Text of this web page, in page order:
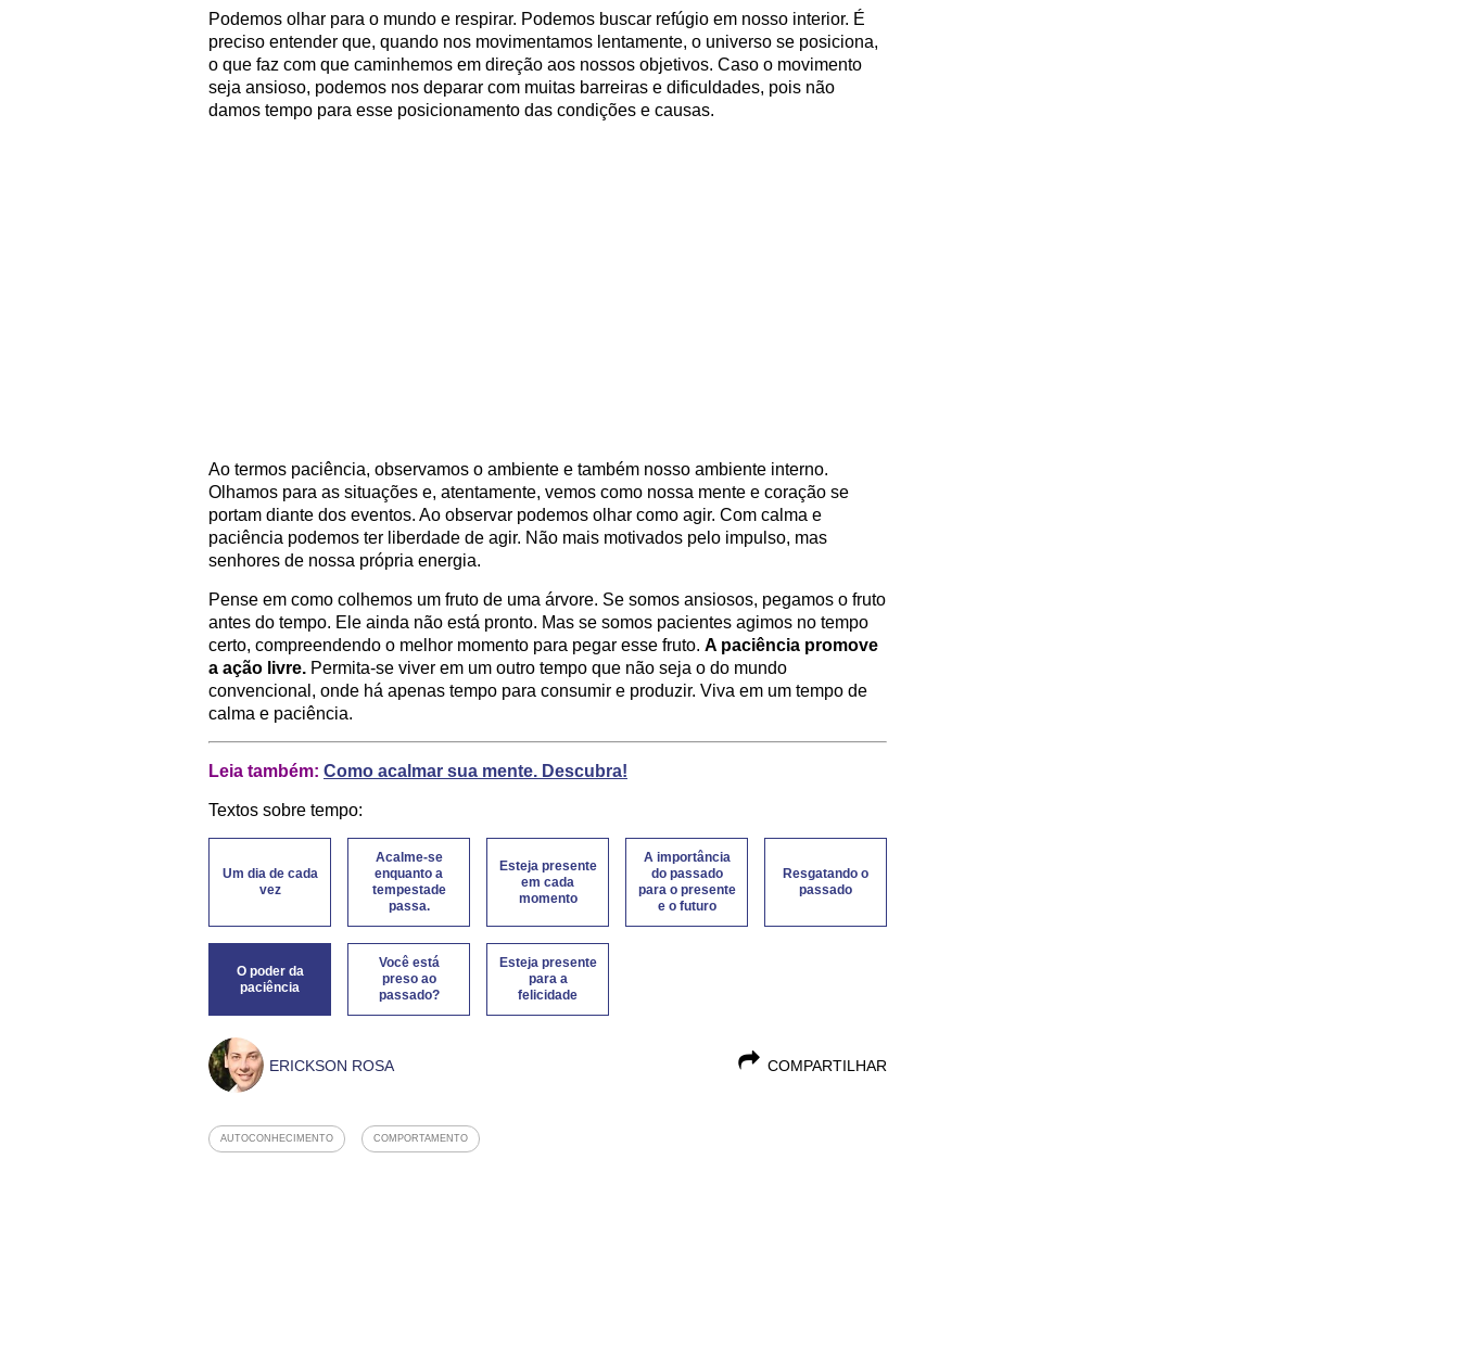
Podemos olhar para o mundo e respirar. Podemos buscar refúgio em nosso interior. É
preciso entender que, quando nos movimentamos lentamente, o universo se posiciona,
o que faz com que caminhemos em direção aos nossos objetivos. Caso o movimento
seja ansioso, podemos nos deparar com muitas barreiras e dificuldades, pois não
damos tempo para esse posicionamento das condições e causas.
Ao termos paciência, observamos o ambiente e também nosso ambiente interno.
Olhamos para as situações e, atentamente, vemos como nossa mente e coração se
portam diante dos eventos. Ao observar podemos olhar como agir. Com calma e
paciência podemos ter liberdade de agir. Não mais motivados pelo impulso, mas
senhores de nossa própria energia.
Pense em como colhemos um fruto de uma árvore. Se somos ansiosos, pegamos o fruto
antes do tempo. Ele ainda não está pronto. Mas se somos pacientes agimos no tempo
certo, compreendendo o melhor momento para pegar esse fruto. A paciência promove
a ação livre. Permita-se viver em um outro tempo que não seja o do mundo
convencional, onde há apenas tempo para consumir e produzir. Viva em um tempo de
calma e paciência.
Leia também: Como acalmar sua mente. Descubra!
Textos sobre tempo:
Um dia de cada
vez
Acalme-se
enquanto a
tempestade
passa.
Esteja presente
em cada
momento
A importância
do passado
para o presente
e o futuro
Resgatando o
passado
O poder da
paciência
Você está
preso ao
passado?
Esteja presente
para a
felicidade
COMPARTILHAR
ERICKSON ROSA
AUTOCONHECIMENTO COMPORTAMENTO